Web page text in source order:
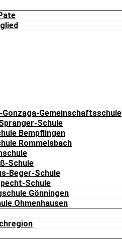
Gonzaga-Gemeinschaftsschule
Schule
Bempflingen
Rommelsbach
Schule
Beger-Schule
Schule
Gönningen
Ohmenhausen